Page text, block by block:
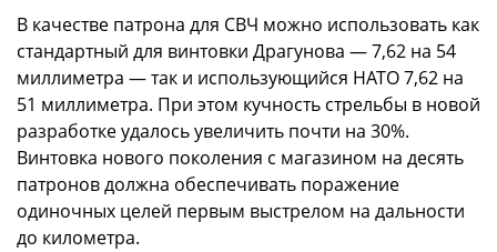
В качестве патрона для СВЧ можно использовать как
стандартный для винтовки Драгунова — 7,62 на 54
миллиметра — так и использующийся НАТО 7,62 на
51 миллиметра. При этом кучность стрельбы в новой
разработке удалось увеличить почти на 30%.
Винтовка нового поколения с магазином на десять
патронов должна обеспечивать поражение
одиночных целей первым выстрелом на дальности
до километра.